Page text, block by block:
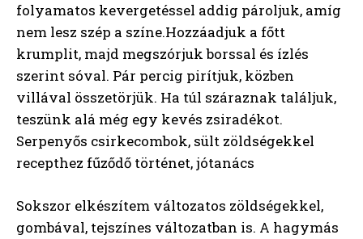
folyamatos kevergetéssel addig pároljuk, amíg
nem lesz szép a színe.Hozzáadjuk a főtt
krumplit, majd megszórjuk borssal és ízlés
szerint sóval. Pár percig pirítjuk, közben
villával összetörjük. Ha túl száraznak találjuk,
teszünk alá még egy kevés zsiradékot.
Serpenyős csirkecombok, sült zöldségekkel
recepthez fűződő történet, jótanács
Sokszor elkészítem változatos zöldségekkel,
gombával, tejszínes változatban is. A hagymás